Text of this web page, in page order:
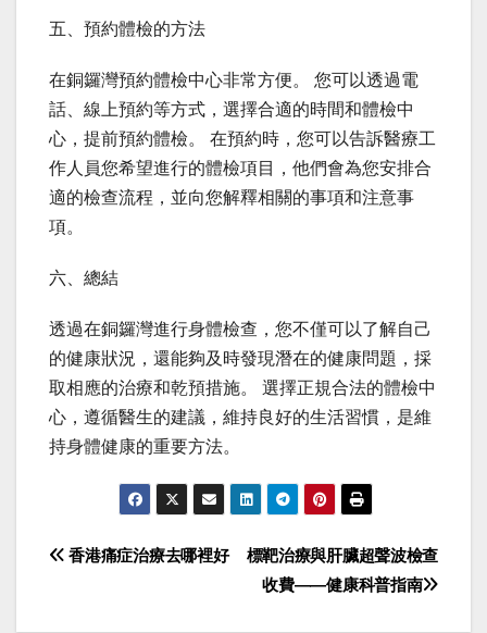
五、預約體檢的方法
在銅鑼灣預約體檢中心非常方便。 您可以透過電
話、線上預約等方式，選擇合適的時間和體檢中
心，提前預約體檢。 在預約時，您可以告訴醫療工
作人員您希望進行的體檢項目，他們會為您安排合
適的檢查流程，並向您解釋相關的事項和注意事
項。
六、總結
透過在銅鑼灣進行身體檢查，您不僅可以了解自己
的健康狀況，還能夠及時發現潛在的健康問題，採
取相應的治療和乾預措施。 選擇正規合法的體檢中
心，遵循醫生的建議，維持良好的生活習慣，是維
持身體健康的重要方法。
Post
標靶治療與肝臟超聲波檢查
收費——健康科普指南
香港痛症治療去哪裡好